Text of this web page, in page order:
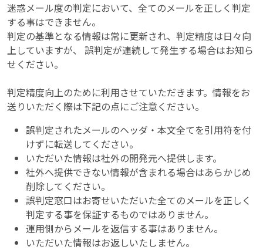
迷惑メール度の判定において、全てのメールを正しく判定
する事はできません。
判定の基準となる情報は常に更新され、判定精度は日々向
上していますが、 誤判定が連続して発生する場合はお知ら
せください。
判定精度向上のために利用させていただきます。情報をお
送りいただく際は下記の点にご注意ください。
誤判定されたメールのヘッダ・本文全てを引用符を付
けずに転送してください。
いただいた情報は社外の開発元へ提供します。
社外へ提供できない情報が含まれる場合はあらかじめ
削除してください。
誤判定窓口はお寄せいただいた全てのメールを正しく
判定する事を保証するものではありません。
運用側からメールを返信する事はありません。
いただいた情報はお返しいたしません。